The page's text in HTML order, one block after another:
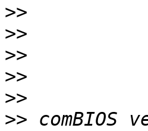
>>
>>
>>
>>
>>
>> comBIOS